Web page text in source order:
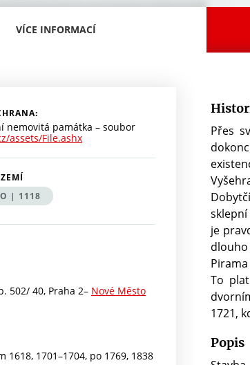
VÍCE INFORMACÍ
Á
Ž
Přes
je
To
1721,
Popis
nemovitá památka – soubor
assets/File.ashx
| 1118
502/ 40, Praha 2– Nové Město
1618, 1701–1704, po 1769, 1838